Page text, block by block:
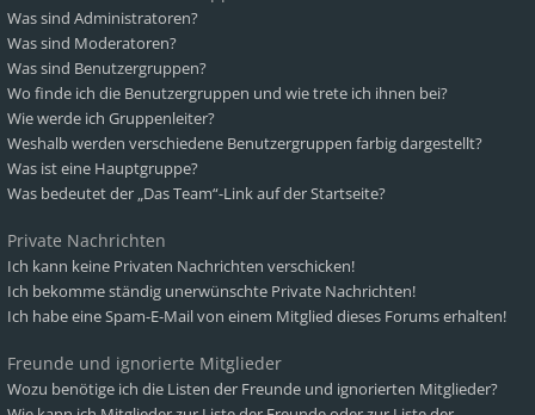
Was sind Administratoren?
Was sind Moderatoren?
Was sind Benutzergruppen?
Wo finde ich die Benutzergruppen und wie trete ich ihnen bei?
Wie werde ich Gruppenleiter?
Weshalb werden verschiedene Benutzergruppen farbig dargestellt?
Was ist eine Hauptgruppe?
Was bedeutet der „Das Team“-Link auf der Startseite?
Private Nachrichten
Ich kann keine Privaten Nachrichten verschicken!
Ich bekomme ständig unerwünschte Private Nachrichten!
Ich habe eine Spam-E-Mail von einem Mitglied dieses Forums erhalten!
Freunde und ignorierte Mitglieder
Wozu benötige ich die Listen der Freunde und ignorierten Mitglieder?